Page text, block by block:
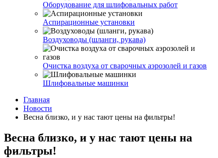
Оборудование для шлифовальных работ
Аспирационные установки
Воздуховоды (шланги, рукава)
Очистка воздуха от сварочных аэрозолей и газов
Шлифовальные машинки
Главная
Новости
Весна близко, и у нас тают цены на фильтры!
Весна близко, и у нас тают цены на
фильтры!